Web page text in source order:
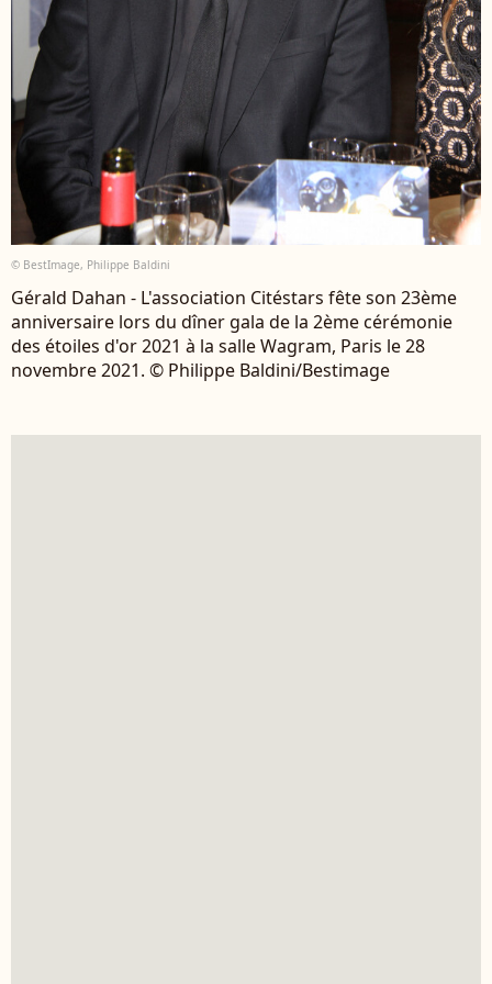
© BestImage, Philippe Baldini
Gérald Dahan - L'association Citéstars fête son 23ème
anniversaire lors du dîner gala de la 2ème cérémonie
des étoiles d'or 2021 à la salle Wagram, Paris le 28
novembre 2021. © Philippe Baldini/Bestimage